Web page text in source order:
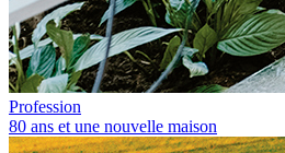
Profession
80 ans et une nouvelle maison